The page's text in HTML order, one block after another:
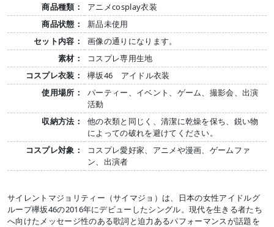
商品種類：
アニメcosplay衣装
商品状態：
新品未使用
セット内容：
画像の通りになります。
素材：
コスプレ専用生地
コスプレ衣装：
欅坂46 アイドル衣装
使用場所：
パーティー、イベント、ゲーム、撮影会、出演
活動
収納方法：
他の衣類と同じく、清潔に乾燥を保ち、鋭い物
によっての破れを避けてください。
コスプレ対象：
コスプレ愛好家、アニメや漫画、ゲームファ
ン、出演者
サイレントマジョリティー（サイマジョ）は、日本の女性アイドルグ
ループ欅坂46の2016年にデビューしたシングル。現代を生きる者たち
へ向けたメッセージ性のある歌詞と迫力あるパフォーマンスが話題を